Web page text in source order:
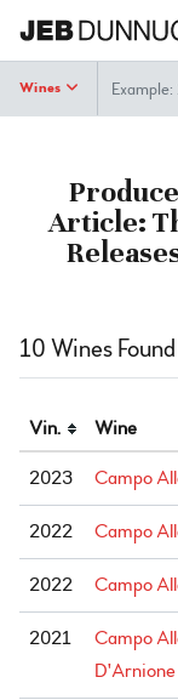
Wines Search
Article:
10 Wines Found
Vin. Wine
2023 Campo
2022 Campo
2022 Campo
2021
Campo
D'Arnione